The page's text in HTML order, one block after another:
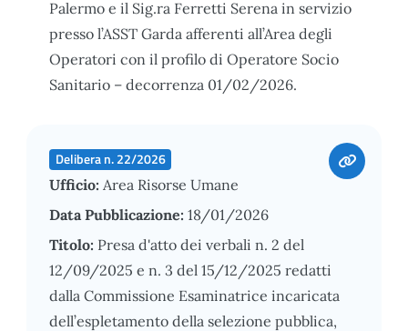
Palermo e il Sig.ra Ferretti Serena in servizio
presso l’ASST Garda afferenti all’Area degli
Operatori con il profilo di Operatore Socio
Sanitario – decorrenza 01/02/2026.
Delibera n. 22/2026
Ufficio: Area Risorse Umane
Data Pubblicazione: 18/01/2026
Titolo: Presa d'atto dei verbali n. 2 del
12/09/2025 e n. 3 del 15/12/2025 redatti
dalla Commissione Esaminatrice incaricata
dell’espletamento della selezione pubblica,